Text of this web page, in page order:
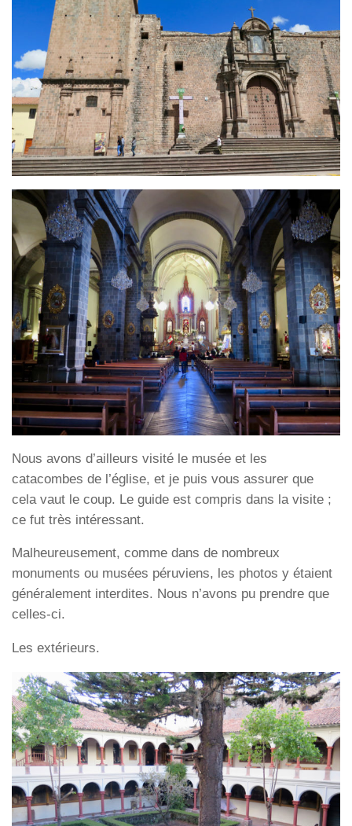
Nous avons d’ailleurs visité le musée et les
catacombes de l’église, et je puis vous assurer que
cela vaut le coup. Le guide est compris dans la visite ;
ce fut très intéressant.
Malheureusement, comme dans de nombreux
monuments ou musées péruviens, les photos y étaient
généralement interdites. Nous n’avons pu prendre que
celles-ci.
Les extérieurs.